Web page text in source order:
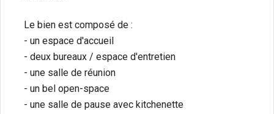
Le bien est composé de :
- un espace d'accueil
- deux bureaux / espace d'entretien
- une salle de réunion
- un bel open-space
- une salle de pause avec kitchenette